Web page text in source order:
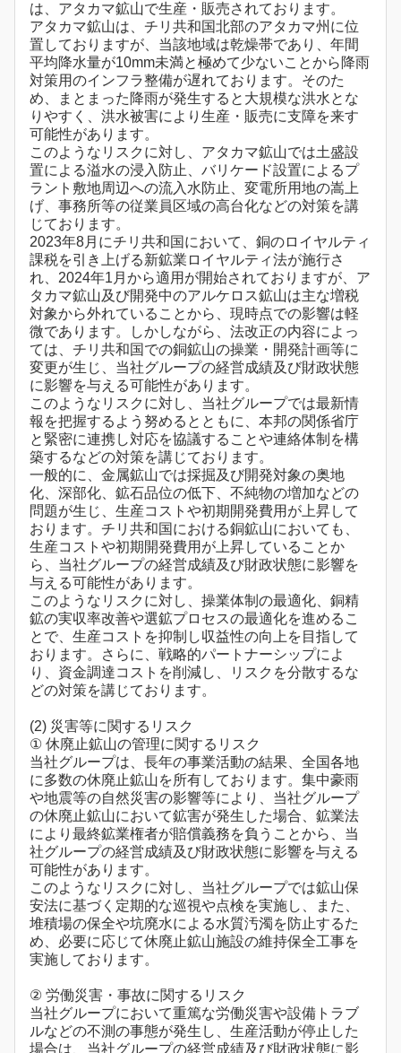
は、アタカマ鉱山で生産・販売されております。
アタカマ鉱山は、チリ共和国北部のアタカマ州に位
置しておりますが、当該地域は乾燥帯であり、年間
平均降水量が10mm未満と極めて少ないことから降雨
対策用のインフラ整備が遅れております。そのた
め、まとまった降雨が発生すると大規模な洪水とな
りやすく、洪水被害により生産・販売に支障を来す
可能性があります。
このようなリスクに対し、アタカマ鉱山では土盛設
置による溢水の浸入防止、バリケード設置によるプ
ラント敷地周辺への流入水防止、変電所用地の嵩上
げ、事務所等の従業員区域の高台化などの対策を講
じております。
2023年8月にチリ共和国において、銅のロイヤルティ
課税を引き上げる新鉱業ロイヤルティ法が施行さ
れ、2024年1月から適用が開始されておりますが、ア
タカマ鉱山及び開発中のアルケロス鉱山は主な増税
対象から外れていることから、現時点での影響は軽
微であります。しかしながら、法改正の内容によっ
ては、チリ共和国での銅鉱山の操業・開発計画等に
変更が生じ、当社グループの経営成績及び財政状態
に影響を与える可能性があります。
このようなリスクに対し、当社グループでは最新情
報を把握するよう努めるとともに、本邦の関係省庁
と緊密に連携し対応を協議することや連絡体制を構
築するなどの対策を講じております。
一般的に、金属鉱山では採掘及び開発対象の奥地
化、深部化、鉱石品位の低下、不純物の増加などの
問題が生じ、生産コストや初期開発費用が上昇して
おります。チリ共和国における銅鉱山においても、
生産コストや初期開発費用が上昇していることか
ら、当社グループの経営成績及び財政状態に影響を
与える可能性があります。
このようなリスクに対し、操業体制の最適化、銅精
鉱の実収率改善や選鉱プロセスの最適化を進めるこ
とで、生産コストを抑制し収益性の向上を目指して
おります。さらに、戦略的パートナーシップによ
り、資金調達コストを削減し、リスクを分散するな
どの対策を講じております。
(2) 災害等に関するリスク
① 休廃止鉱山の管理に関するリスク
当社グループは、長年の事業活動の結果、全国各地
に多数の休廃止鉱山を所有しております。集中豪雨
や地震等の自然災害の影響等により、当社グループ
の休廃止鉱山において鉱害が発生した場合、鉱業法
により最終鉱業権者が賠償義務を負うことから、当
社グループの経営成績及び財政状態に影響を与える
可能性があります。
このようなリスクに対し、当社グループでは鉱山保
安法に基づく定期的な巡視や点検を実施し、また、
堆積場の保全や坑廃水による水質汚濁を防止するた
め、必要に応じて休廃止鉱山施設の維持保全工事を
実施しております。
② 労働災害・事故に関するリスク
当社グループにおいて重篤な労働災害や設備トラブ
ルなどの不測の事態が発生し、生産活動が停止した
場合は、当社グループの経営成績及び財政状態に影